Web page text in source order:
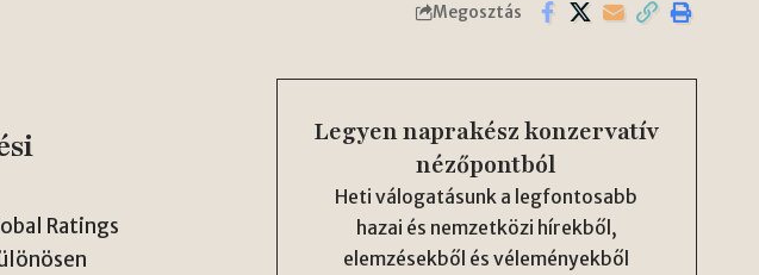
Megosztás
Ratings
Legyen naprakész konzervatív
nézőpontból
Heti válogatásunk a legfontosabb
hazai és nemzetközi hírekből,
elemzésekből és véleményekből